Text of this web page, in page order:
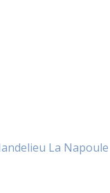
La Napoule